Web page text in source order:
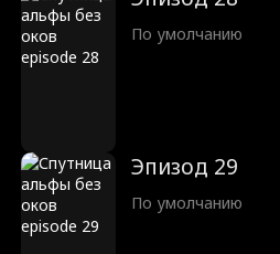
По умолчанию
Эпизод 29
По умолчанию